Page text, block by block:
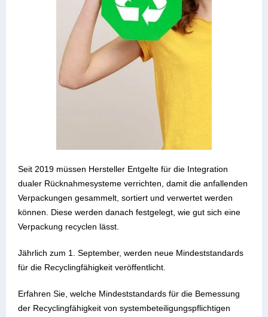
Seit 2019 müssen Hersteller Entgelte für die Integration
dualer Rücknahmesysteme verrichten, damit die anfallenden
Verpackungen gesammelt, sortiert und verwertet werden
können. Diese werden danach festgelegt, wie gut sich eine
Verpackung recyclen lässt.
Jährlich zum 1. September, werden neue Mindeststandards
für die Recyclingfähigkeit veröffentlicht.
Erfahren Sie, welche Mindeststandards für die Bemessung
der Recyclingfähigkeit von systembeteiligungspflichtigen